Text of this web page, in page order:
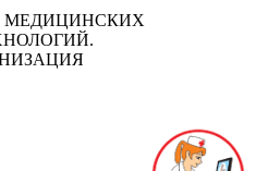
МЕДИЦИНСКИХ